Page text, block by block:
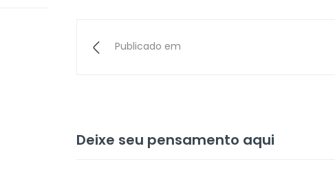
Publicado em
Deixe seu pensamento aqui